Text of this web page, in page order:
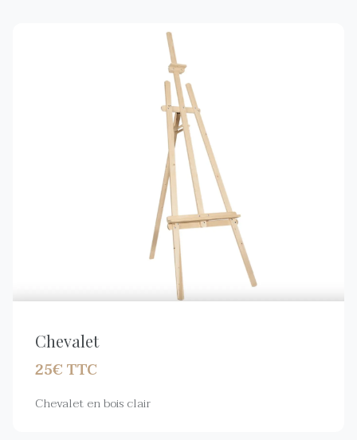
Chevalet
25€ TTC
Chevalet en bois clair